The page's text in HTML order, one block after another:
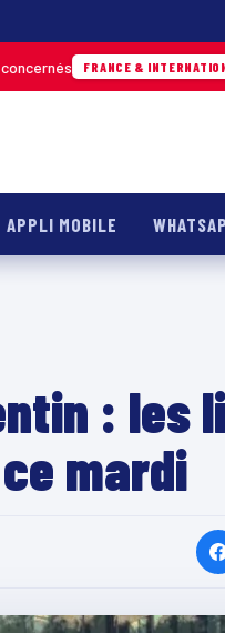
& INTERNATIONALE 07/08 ·
APPLI MOBILE
: les
mardi